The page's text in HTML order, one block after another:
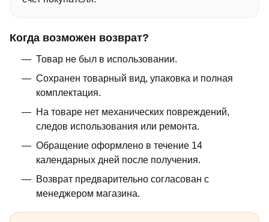
Когда возможен возврат?
Товар не был в использовании.
Сохранен товарный вид, упаковка и полная
комплектация.
На товаре нет механических повреждений,
следов использования или ремонта.
Обращение оформлено в течение 14
календарных дней после получения.
Возврат предварительно согласован с
менеджером магазина.